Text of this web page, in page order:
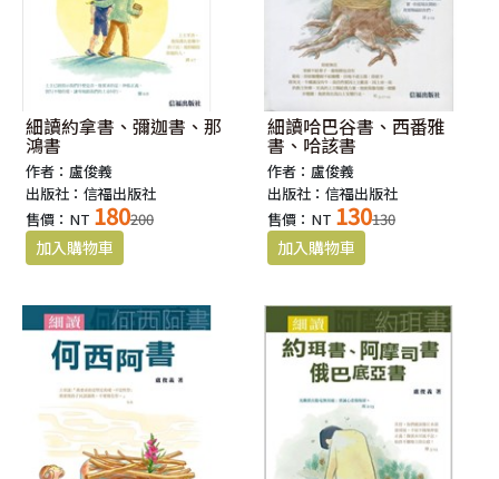
細讀約拿書、彌迦書、那
鴻書
作者：盧俊義
出版社：信福出版社
售價：NT 180200
細讀哈巴谷書、西番雅
書、哈該書
作者：盧俊義
出版社：信福出版社
售價：NT 130130